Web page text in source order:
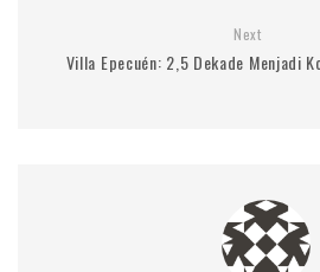
Next
Villa Epecuén: 2,5 Dekade Menjadi